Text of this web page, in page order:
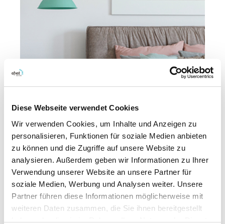
Diese Webseite verwendet Cookies
Wir verwenden Cookies, um Inhalte und Anzeigen zu
personalisieren, Funktionen für soziale Medien anbieten
zu können und die Zugriffe auf unsere Website zu
analysieren. Außerdem geben wir Informationen zu Ihrer
Verwendung unserer Website an unsere Partner für
soziale Medien, Werbung und Analysen weiter. Unsere
Partner führen diese Informationen möglicherweise mit
weiteren Daten zusammen, die Sie ihnen bereitgestellt
haben oder die sie im Rahmen Ihrer Nutzung der Dienste